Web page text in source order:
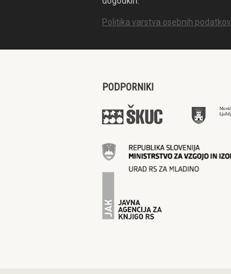
Politika varstva osebnih podatkov
PODPORNIKI